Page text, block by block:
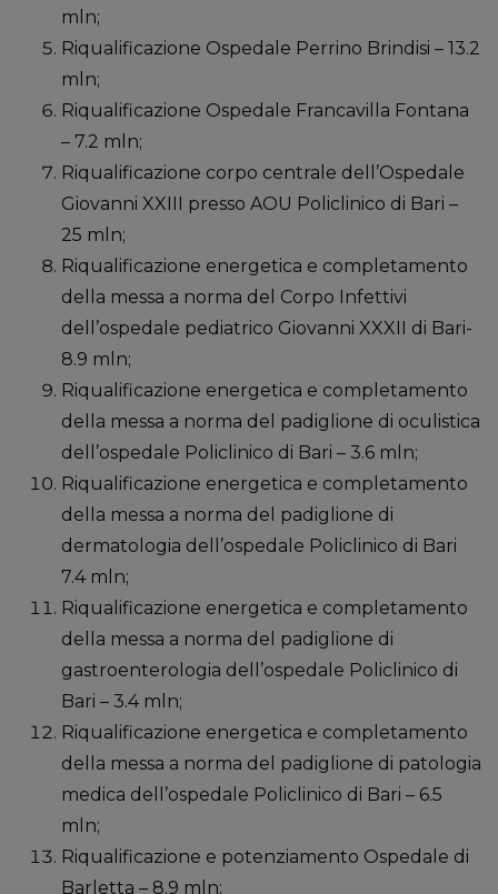
mln;
Riqualificazione Ospedale Perrino Brindisi – 13.2
mln;
Riqualificazione Ospedale Francavilla Fontana
– 7.2 mln;
Riqualificazione corpo centrale dell’Ospedale
Giovanni XXIII presso AOU Policlinico di Bari –
25 mln;
Riqualificazione energetica e completamento
della messa a norma del Corpo Infettivi
dell’ospedale pediatrico Giovanni XXXII di Bari-
8.9 mln;
Riqualificazione energetica e completamento
della messa a norma del padiglione di oculistica
dell’ospedale Policlinico di Bari – 3.6 mln;
Riqualificazione energetica e completamento
della messa a norma del padiglione di
dermatologia dell’ospedale Policlinico di Bari
7.4 mln;
Riqualificazione energetica e completamento
della messa a norma del padiglione di
gastroenterologia dell’ospedale Policlinico di
Bari – 3.4 mln;
Riqualificazione energetica e completamento
della messa a norma del padiglione di patologia
medica dell’ospedale Policlinico di Bari – 6.5
mln;
Riqualificazione e potenziamento Ospedale di
Barletta – 8.9 mln;